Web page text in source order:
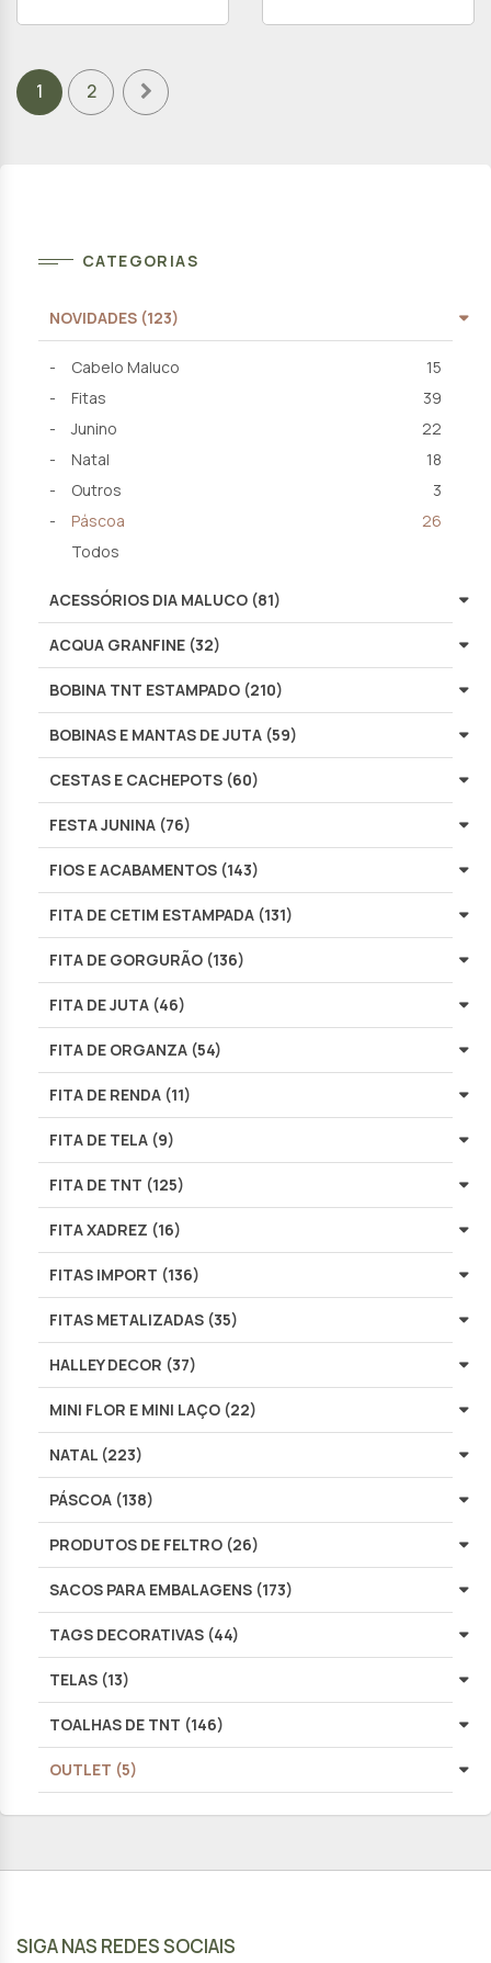
1 2
CATEGORIAS
NOVIDADES (123)
Cabelo Maluco
15
Fitas
39
Junino
22
Natal
18
Outros
3
Páscoa
26
Todos
ACESSÓRIOS DIA MALUCO (81)
ACQUA GRANFINE (32)
BOBINA TNT ESTAMPADO (210)
BOBINAS E MANTAS DE JUTA (59)
CESTAS E CACHEPOTS (60)
FESTA JUNINA (76)
FIOS E ACABAMENTOS (143)
FITA DE CETIM ESTAMPADA (131)
FITA DE GORGURÃO (136)
FITA DE JUTA (46)
FITA DE ORGANZA (54)
FITA DE RENDA (11)
FITA DE TELA (9)
FITA DE TNT (125)
FITA XADREZ (16)
FITAS IMPORT (136)
FITAS METALIZADAS (35)
HALLEY DECOR (37)
MINI FLOR E MINI LAÇO (22)
NATAL (223)
PÁSCOA (138)
PRODUTOS DE FELTRO (26)
SACOS PARA EMBALAGENS (173)
TAGS DECORATIVAS (44)
TELAS (13)
TOALHAS DE TNT (146)
OUTLET (5)
SIGA NAS REDES SOCIAIS